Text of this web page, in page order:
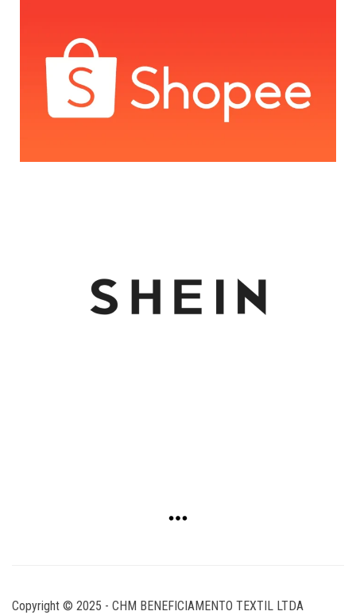
Copyright © 2025 - CHM BENEFICIAMENTO TEXTIL LTDA